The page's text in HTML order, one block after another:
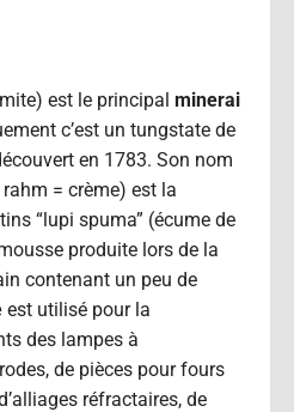
est le principal minerai
c’est un tungstate de
en 1783. Son nom
= crème) est la
“lupi spuma” (écume de
produite lors de la
contenant un peu de
est utilisé pour la
des lampes à
de pièces pour fours
réfractaires, de